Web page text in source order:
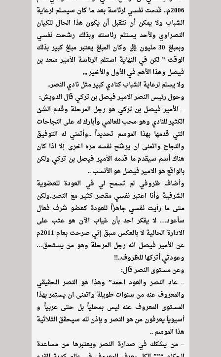
2006م.. قدمت نفسي لرئاسة بعد ما كان سيسلم لرعاية
الشباب ولا يمكن أن نتقبل أن يكون هذا الحال للكيان
النصراوي ولأحد يستلم رئاسته وبذلك رشحت نفسي
وبمبلغ 30 مليون ريال وكان المبلغ يعتبر مبلغ كبير بذلك
الوقت ” لكن في النهاية استلم الرئاسة الأمير سعد بن
فيصل وهذا الأهم في الأول والأخير ,,,
ولا يسلم لرعاية الشباب كنادي كبير مثل نادي النصر..
وحول رئيس النصر الامير فيصل بن تركي قال الدويش:
– الأمير فيصل بن تركي هو رجل المرحلة وقدم الشئ
الكثير للنادي وهو محب للعالمي وأبارك له على النجاحات
التي قدمها بهذا الموسم تحديداََ ..وأتمني له التوفيق
والنجاح واتمنى ان يرشح نفسه مره اخرى إلا اذا كان
هناك أسم سيقدم ما قدمه الأمير فيصل بن تركي ولكن
بالواقع هو الامير فيصل هو الأنسب ..
وأضاف ظروفي لم تسمح لي في العودة للعضوية
الشرفية وأنا اعتبر نفسي مقصر كثير مع النصر..ولكن
متى ما رأيت نفسي جاهزاََ للعودة كعضو شرف فعال
سأعود… لا يفكر احد بأن غياب الآن هو عتب على
الادارة الحالية لا بالعكس سبق إني صرحت بعام 2011م
عن الأمير فيصل انه رجل المرحلة وهو من يستحق…
وعودتي أتركها للظروف..!!
وعن مستوى النصر قال:
– عاد النصر والعود احمد” وهذا هو النصر الحقيقي
والمعروف عنه من سنوات طويلة واتمنى ان يستمر بهذا
المستوى المعروف عنه ليس بمحلياََ بل حتى عربياََ و
أسيوياَ يعرفون من هو النصر و بإذن لله سيحقق الثلاثية
هذا الموسم ..
– من يشكك في صدارة النصر ويعتبرها من مساعدة